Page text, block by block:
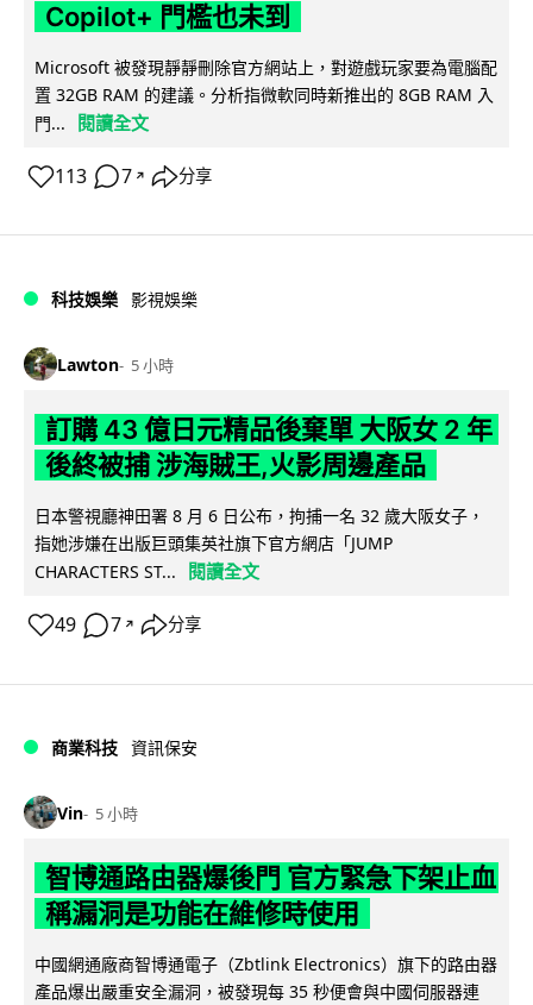
Copilot+ 門檻也未到
Microsoft 被發現靜靜刪除官方網站上，對遊戲玩家要為電腦配
置 32GB RAM 的建議。分析指微軟同時新推出的 8GB RAM 入
門...
閱讀全文
113 7 ↗ 分享
科技娛樂 影視娛樂
Lawton 5 小時
訂購 43 億日元精品後棄單 大阪女 2 年
後終被捕 涉海賊王,火影周邊產品
日本警視廳神田署 8 月 6 日公布，拘捕一名 32 歲大阪女子，
指她涉嫌在出版巨頭集英社旗下官方網店「JUMP
CHARACTERS ST...
閱讀全文
49 7 ↗ 分享
商業科技 資訊保安
Vin 5 小時
智博通路由器爆後門 官方緊急下架止血
稱漏洞是功能在維修時使用
中國網通廠商智博通電子（Zbtlink Electronics）旗下的路由器
產品爆出嚴重安全漏洞，被發現每 35 秒便會與中國伺服器連